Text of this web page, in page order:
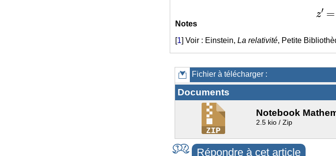
′
Notes
[1] Voir : Einstein, La relativité, Petite
Fichier à télécharger :
Documents
Notebook
2.5 kio / Zip
Répondre à cet article